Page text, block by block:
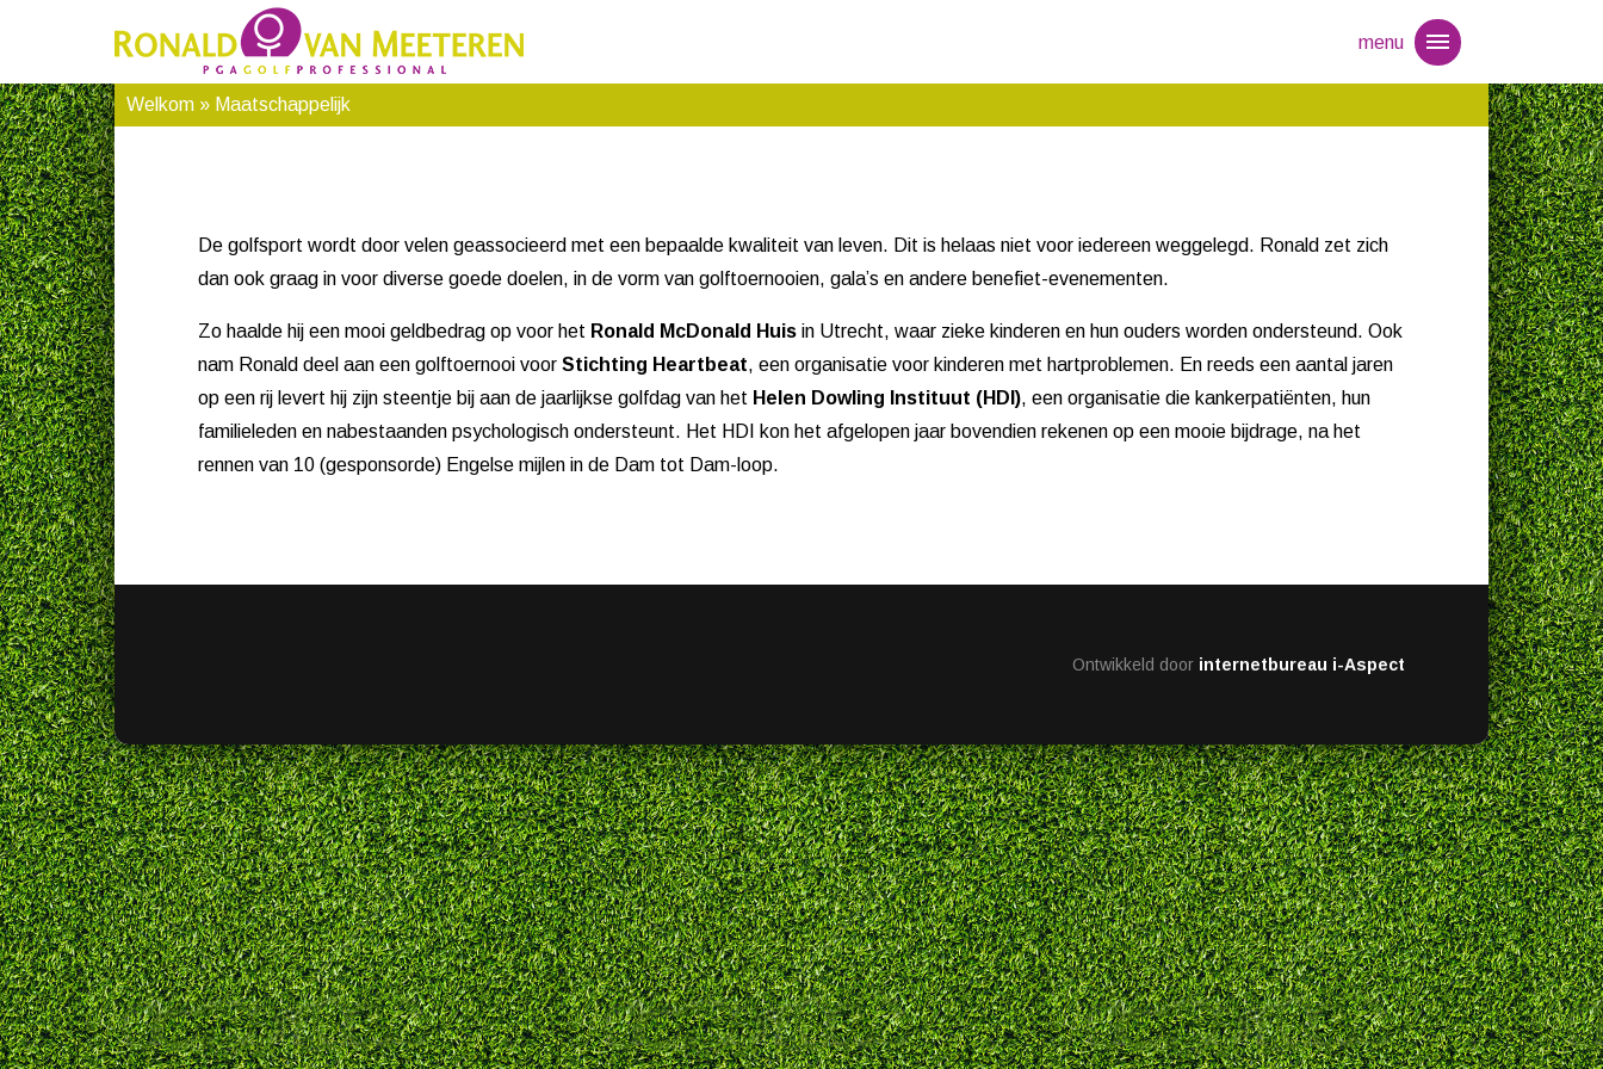
menu
Welkom » Maatschappelijk
De golfsport wordt door velen geassocieerd met een bepaalde kwaliteit van leven. Dit is helaas niet voor iedereen weggelegd. Ronald zet zich
dan ook graag in voor diverse goede doelen, in de vorm van golftoernooien, gala’s en andere benefiet-evenementen.
Zo haalde hij een mooi geldbedrag op voor het Ronald McDonald Huis in Utrecht, waar zieke kinderen en hun ouders worden ondersteund. Ook
nam Ronald deel aan een golftoernooi voor Stichting Heartbeat, een organisatie voor kinderen met hartproblemen. En reeds een aantal jaren
op een rij levert hij zijn steentje bij aan de jaarlijkse golfdag van het Helen Dowling Instituut (HDI), een organisatie die kankerpatiënten, hun
familieleden en nabestaanden psychologisch ondersteunt. Het HDI kon het afgelopen jaar bovendien rekenen op een mooie bijdrage, na het
rennen van 10 (gesponsorde) Engelse mijlen in de Dam tot Dam-loop.
Ontwikkeld door internetbureau i-Aspect